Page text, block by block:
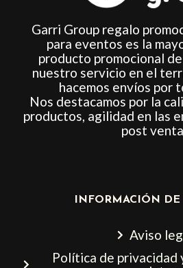
Garri Group regalo
para eventos es la
producto promocional de
nuestro servicio en el
hacemos envíos por
Nos destacamos por la
productos, agilidad en las
post
INFORMACIÓN DE
Aviso
Política de privacidad